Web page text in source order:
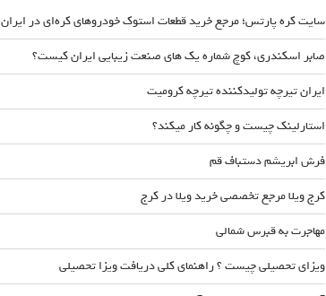
سایت کره پارتس؛ مرجع خرید قطعات استوک خودروهای کره‌ای در ایران
صابر اسکندری، کوچ شماره یک های صنعت زیبایی ایران کیست؟
ایران تیرچه تولیدکننده تیرچه کرومیت
استارلینک چیست و چگونه کار میکند؟
فرش ابریشم دستباف قم
کرج ویلا مرجع تخصصی خرید ویلا در کرج
مهاجرت به قبرس شمالی
ویزای تحصیلی چیست ؟ راهنمای کلی دریافت ویزا تحصیلی